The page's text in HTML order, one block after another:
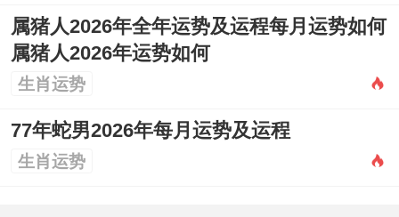
属猪人2026年全年运势及运程每月运势如何
属猪人2026年运势如何
生肖运势
77年蛇男2026年每月运势及运程
生肖运势